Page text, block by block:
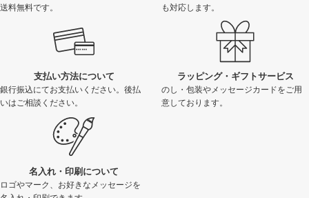
送料無料です。
も対応します。
支払い方法について
銀行振込にてお支払いください。後払
いはご相談ください。
ラッピング・ギフトサービス
のし・包装やメッセージカードをご用
意しております。
名入れ・印刷について
ロゴやマーク、お好きなメッセージを